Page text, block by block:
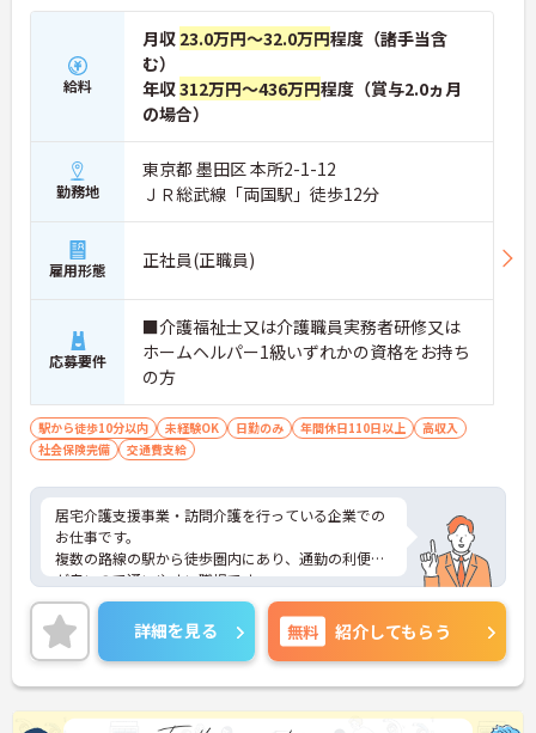
給料
月収 23.0万円～32.0万円程度（諸手当含
む）
年収312万円～436万円程度（賞与2.0ヵ月
の場合）
勤務地
東京都 墨田区 本所2-1-12
ＪＲ総武線「両国駅」徒歩12分
雇用形態 正社員(正職員)
応募要件
■介護福祉士又は介護職員実務者研修又は
ホームヘルパー1級いずれかの資格をお持ち
の方
駅から徒歩10分以内 未経験OK 日勤のみ 年間休日110日以上
高収入
社会保険完備
交通費支給
居宅介護支援事業・訪問介護を行っている企業での
お仕事です。
複数の路線の駅から徒歩圏内にあり、通勤の利便性
が良いので通いやすい職場です。
年間休日数が110日とプライベートも大切にしなが
ら働くことができます。
ご興味ある方には、面接のポイントなど、さらに詳
細をお話致しますのでお気軽にご相談ください。
詳細を見る 無料 紹介してもらう